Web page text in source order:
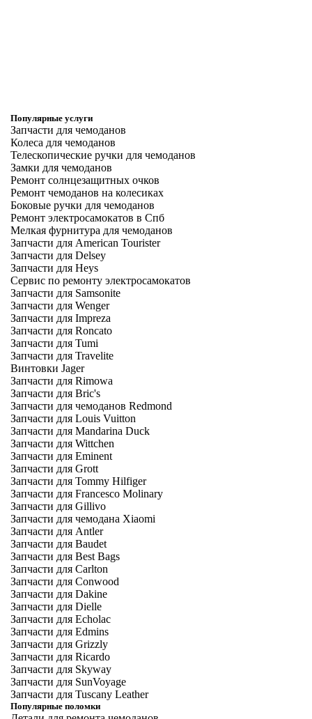
Популярные услуги
Запчасти для чемоданов
Колеса для чемоданов
Телескопические ручки для чемоданов
Замки для чемоданов
Ремонт солнцезащитных очков
Ремонт чемоданов на колесиках
Боковые ручки для чемоданов
Ремонт электросамокатов в Спб
Мелкая фурнитура для чемоданов
Запчасти для American Tourister
Запчасти для Delsey
Запчасти для Heys
Сервис по ремонту электросамокатов
Запчасти для Samsonite
Запчасти для Wenger
Запчасти для Impreza
Запчасти для Roncato
Запчасти для Tumi
Запчасти для Travelite
Винтовки Jager
Запчасти для Rimowa
Запчасти для Bric's
Запчасти для чемоданов Redmond
Запчасти для Louis Vuitton
Запчасти для Mandarina Duck
Запчасти для Wittchen
Запчасти для Eminent
Запчасти для Grott
Запчасти для Tommy Hilfiger
Запчасти для Francesco Molinary
Запчасти для Gillivo
Запчасти для чемодана Xiaomi
Запчасти для Antler
Запчасти для Baudet
Запчасти для Best Bags
Запчасти для Carlton
Запчасти для Conwood
Запчасти для Dakine
Запчасти для Dielle
Запчасти для Echolac
Запчасти для Edmins
Запчасти для Grizzly
Запчасти для Ricardo
Запчасти для Skyway
Запчасти для SunVoyage
Запчасти для Tuscany Leather
Популярные поломки